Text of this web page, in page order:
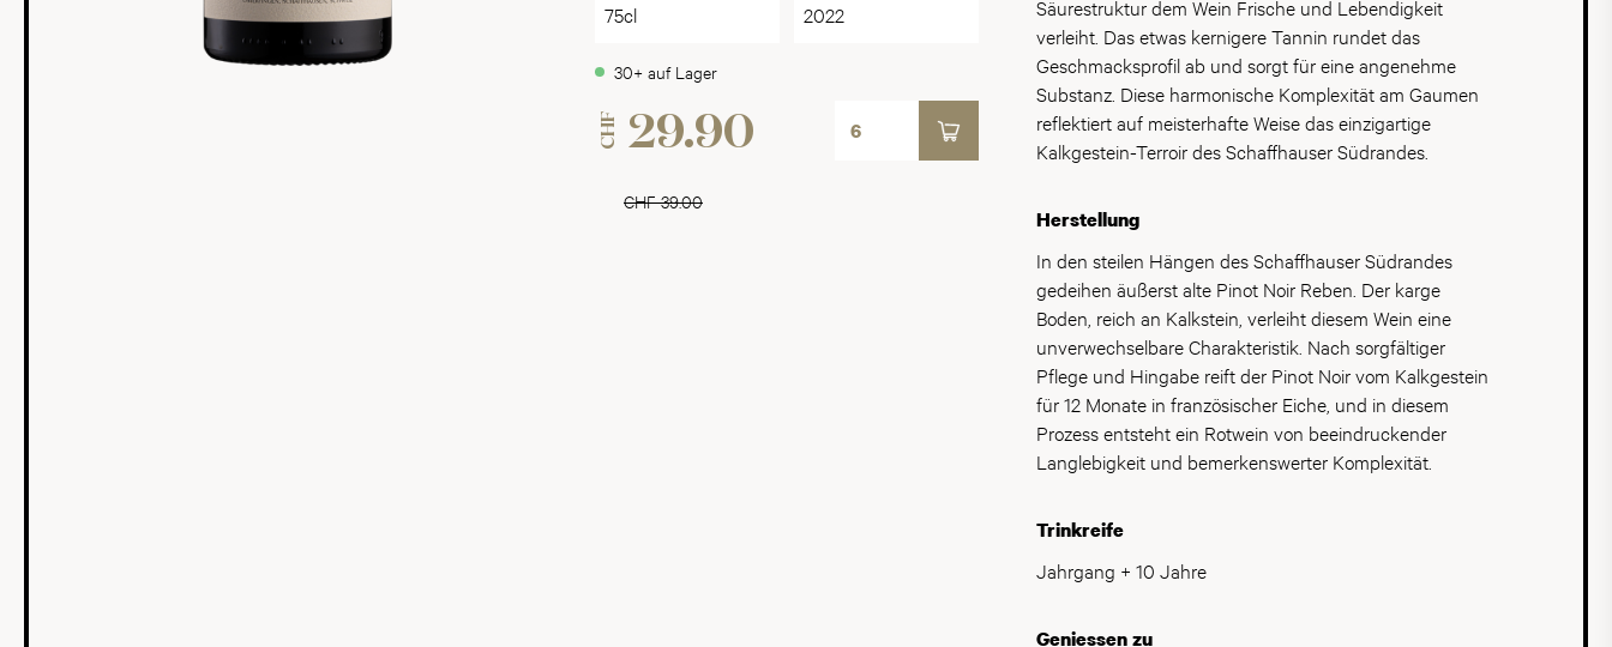
75cl 2022
30+ auf Lager
CHF 29.90
CHF 39.00
Oregon und Neuseeland dem Pinot nachgingen, hat er
beim Studium in Montpellier Nuria kennen gelernt. Die
beiden zogen anschliessend in Nurias Heimat, das
Priorat in Katalonien. Bei Terroir al Limit in Torroja
konnten sie gemeinsam Erfahrung im biodynamischen
Rebbau und naturbelassenem Keltern sammeln. Die
sind sie heute in Osterfingen zu Hause.
Säurestruktur dem Wein Frische und Lebendigkeit
verleiht. Das etwas kernigere Tannin rundet das
Geschmacksprofil ab und sorgt für eine angenehme
Substanz. Diese harmonische Komplexität am Gaumen
reflektiert auf meisterhafte Weise das einzigartige
Kalkgestein-Terroir des Schaffhauser Südrandes.
Herstellung
In den steilen Hängen des Schaffhauser Südrandes
gedeihen äußerst alte Pinot Noir Reben. Der karge
Boden, reich an Kalkstein, verleiht diesem Wein eine
unverwechselbare Charakteristik. Nach sorgfältiger
Pflege und Hingabe reift der Pinot Noir vom Kalkgestein
für 12 Monate in französischer Eiche, und in diesem
Prozess entsteht ein Rotwein von beeindruckender
Langlebigkeit und bemerkenswerter Komplexität.
Trinkreife
Jahrgang + 10 Jahre
Geniessen zu